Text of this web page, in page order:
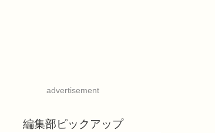
advertisement
編集部ピックアップ